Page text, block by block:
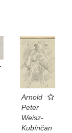
Arnold
Peter
Weisz-
Kubínčan